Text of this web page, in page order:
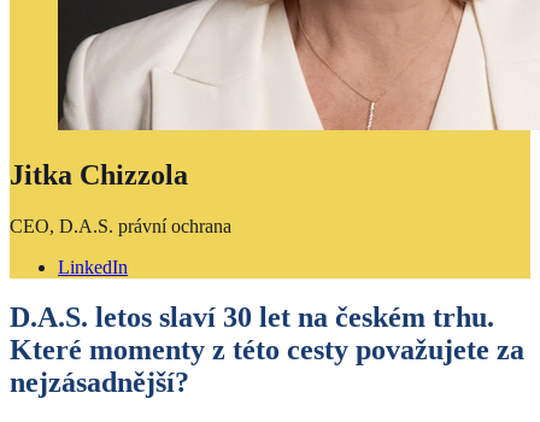
Jitka Chizzola
CEO, D.A.S. právní ochrana
LinkedIn
D.A.S. letos slaví 30 let na českém trhu.
Které momenty z této cesty považujete za
nejzásadnější?